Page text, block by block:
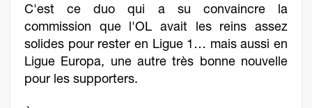
C'est ce duo qui a su convaincre la
commission que l'OL avait les reins assez
solides pour rester en Ligue 1… mais aussi en
Ligue Europa, une autre très bonne nouvelle
pour les supporters.